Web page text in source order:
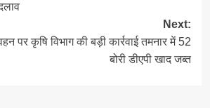
Next:
पर कृषि विभाग की बड़ी कार्रवाई तमनार में 52
बोरी डीएपी खाद जब्त